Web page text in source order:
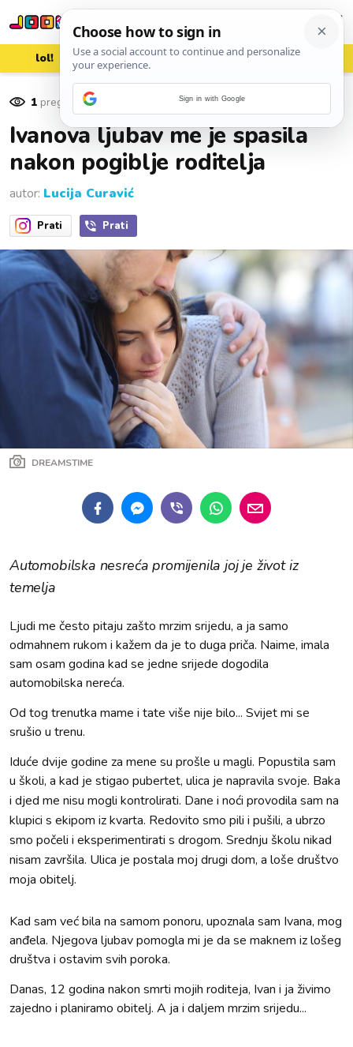
lol! aww vrh! woot?!
1 pregleda
Ivanova ljubav me je spasila
nakon pogiblje roditelja
autor: Lucija Curavić
Prati Prati
DREAMSTIME
Automobilska nesreća promijenila joj je život iz
temelja
Ljudi me često pitaju zašto mrzim srijedu, a ja samo
odmahnem rukom i kažem da je to duga priča. Naime, imala
sam osam godina kad se jedne srijede dogodila
automobilska nereća.
Od tog trenutka mame i tate više nije bilo... Svijet mi se
srušio u trenu.
Iduće dvije godine za mene su prošle u magli. Popustila sam
u školi, a kad je stigao pubertet, ulica je napravila svoje. Baka
i djed me nisu mogli kontrolirati. Dane i noći provodila sam na
klupici s ekipom iz kvarta. Redovito smo pili i pušili, a ubrzo
smo počeli i eksperimentirati s drogom. Srednju školu nikad
nisam završila. Ulica je postala moj drugi dom, a loše društvo
moja obitelj.
Kad sam već bila na samom ponoru, upoznala sam Ivana, mog
anđela. Njegova ljubav pomogla mi je da se maknem iz lošeg
društva i ostavim svih poroka.
Danas, 12 godina nakon smrti mojih roditeja, Ivan i ja živimo
zajedno i planiramo obitelj. A ja i daljem mrzim srijedu...
Sign in with Google